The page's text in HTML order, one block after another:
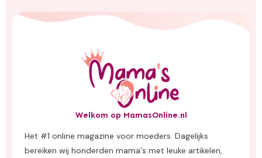
Welkom op MamasOnline.nl
Het #1 online magazine voor moeders. Dagelijks
bereiken wij honderden mama's met leuke artikelen,